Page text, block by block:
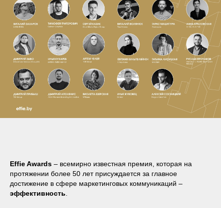
Effie Awards – всемирно известная премия, которая на
протяжении более 50 лет присуждается за главное
достижение в сфере маркетинговых коммуникаций –
эффективность